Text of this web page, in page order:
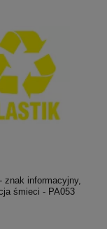
znak informacyjny,
śmieci - PA053